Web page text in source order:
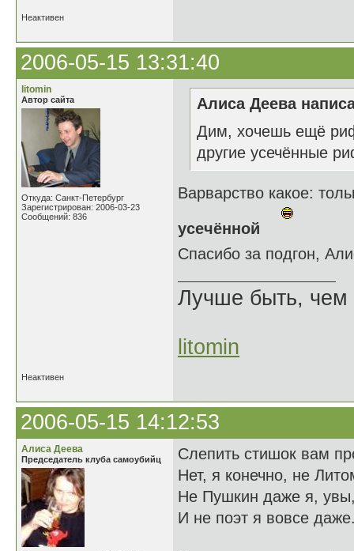
Неактивен
2006-05-15 13:31:40
litomin
Автор сайта
Откуда: Санкт-Петербург
Зарегистрирован: 2006-03-23
Сообщений: 836
Алиса Деева
Дим, хочешь ещё
другие усечённые
Варварство какое:
усечённой
Спасибо за подгон,
Лучше быть, чем
litomin
Неактивен
2006-05-15 14:12:53
Алиса Деева
Председатель клуба самоубийц
Слепить стишок вам
Нет, я конечно, не
Не Пушкин даже я,
И не поэт я вовсе